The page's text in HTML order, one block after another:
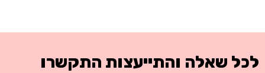
לכל שאלה והתייעצות התקשרו